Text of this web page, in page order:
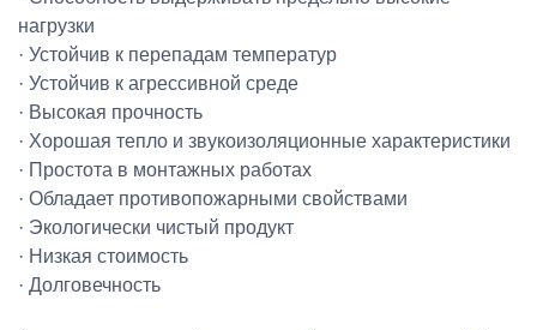
нагрузки
· Устойчив к перепадам температур
· Устойчив к агрессивной среде
· Высокая прочность
· Хорошая тепло и звукоизоляционные характеристики
· Простота в монтажных работах
· Обладает противопожарными свойствами
· Экологически чистый продукт
· Низкая стоимость
· Долговечность